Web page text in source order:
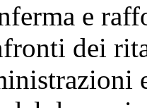
e
dei